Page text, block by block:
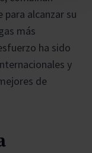
alcanzar su
más
ha sido
y
de